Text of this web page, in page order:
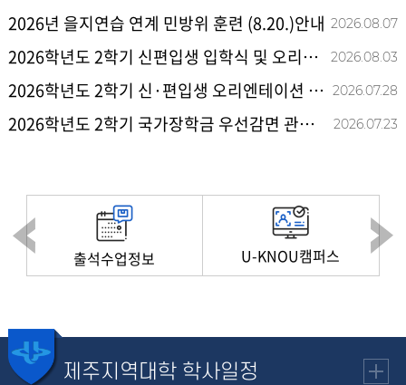
2026년 을지연습 연계 민방위 훈련 (8.20.)안내 2026.08.07
2026학년도 2학기 신편입생 입학식 및 오리엔테이션 안내 2026.08.03
2026학년도 2학기 신·편입생 오리엔테이션 진행 알림 2026.07.28
2026학년도 2학기 국가장학금 우선감면 관련 안내 2026.07.23
출석수업정보 U-KNOU캠퍼스
제주지역대학 학사일정